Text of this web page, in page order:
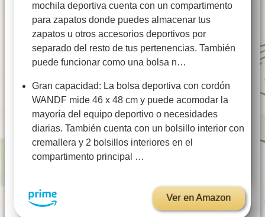
mochila deportiva cuenta con un compartimento
para zapatos donde puedes almacenar tus
zapatos u otros accesorios deportivos por
separado del resto de tus pertenencias. También
puede funcionar como una bolsa n…
Gran capacidad: La bolsa deportiva con cordón
WANDF mide 46 x 48 cm y puede acomodar la
mayoría del equipo deportivo o necesidades
diarias. También cuenta con un bolsillo interior con
cremallera y 2 bolsillos interiores en el
compartimento principal …
Ver en Amazon